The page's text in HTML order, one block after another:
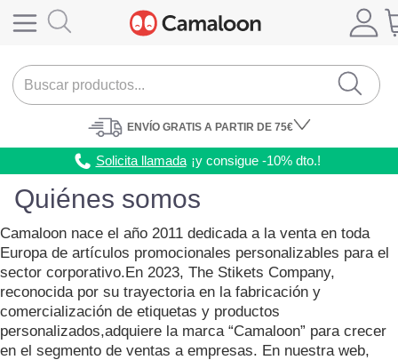
ENVÍO GRATIS A PARTIR DE 75€
Solicita llamada ¡y consigue -10% dto.!
Quiénes somos
Camaloon nace el año 2011 dedicada a la venta en toda
Europa de artículos promocionales personalizables para el
sector corporativo.En 2023, The Stikets Company,
reconocida por su trayectoria en la fabricación y
comercialización de etiquetas y productos
personalizados,adquiere la marca “Camaloon” para crecer
en el segmento de ventas a empresas. En nuestra web,